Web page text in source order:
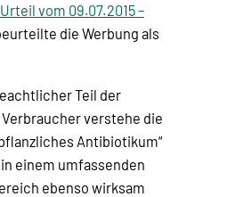
Urteil vom 09.07.2015 –
die Werbung als
Teil der
verstehe die
Antibiotikum“
einem umfassenden
ebenso wirksam